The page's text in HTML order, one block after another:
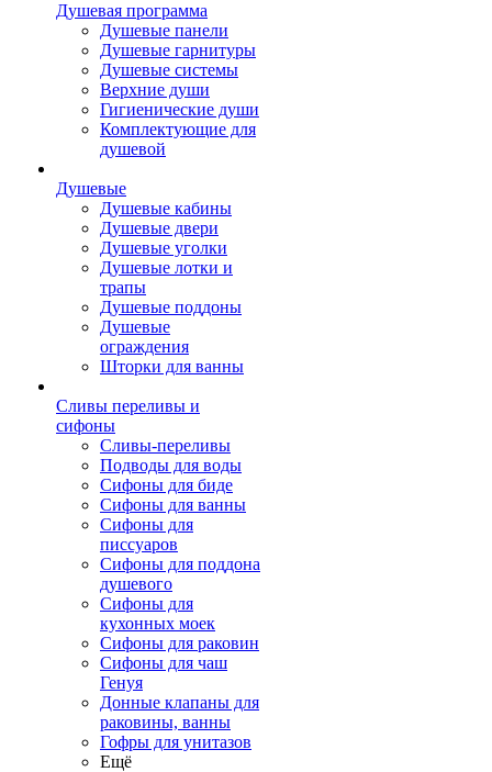
Душевая программа
Душевые панели
Душевые гарнитуры
Душевые системы
Верхние души
Гигиенические души
Комплектующие для
душевой
Душевые
Душевые кабины
Душевые двери
Душевые уголки
Душевые лотки и
трапы
Душевые поддоны
Душевые
ограждения
Шторки для ванны
Сливы переливы и
сифоны
Сливы-переливы
Подводы для воды
Сифоны для биде
Сифоны для ванны
Сифоны для
писсуаров
Сифоны для поддона
душевого
Сифоны для
кухонных моек
Сифоны для раковин
Сифоны для чаш
Генуя
Донные клапаны для
раковины, ванны
Гофры для унитазов
Ещё